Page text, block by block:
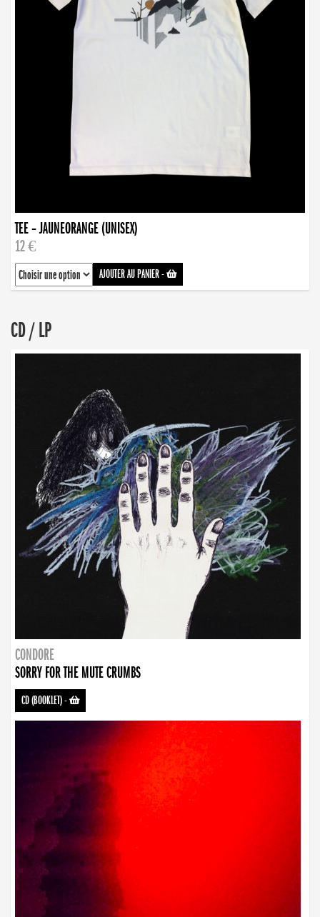
TEE – JAUNEORANGE (UNISEX)
12 €
AJOUTER AU PANIER-
CD / LP
CONDORE
SORRY FOR THE MUTE CRUMBS
CD (BOOKLET)-